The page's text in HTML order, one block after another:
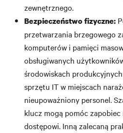
zewnętrznego.
Bezpieczeństwo fizyczne:
przetwarzania brzegowego
komputerów i pamięci
obsługiwanych
środowiskach
sprzętu IT w miejscach
nieupoważniony personel.
klucz mogą pomóc
dostępowi. Inną zalecaną